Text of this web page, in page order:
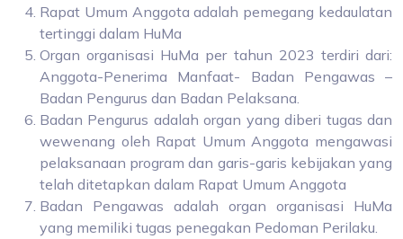
Rapat Umum Anggota adalah pemegang kedaulatan
tertinggi dalam HuMa
Organ organisasi HuMa per tahun 2023 terdiri dari:
Anggota-Penerima Manfaat- Badan Pengawas –
Badan Pengurus dan Badan Pelaksana.
Badan Pengurus adalah organ yang diberi tugas dan
wewenang oleh Rapat Umum Anggota mengawasi
pelaksanaan program dan garis-garis kebijakan yang
telah ditetapkan dalam Rapat Umum Anggota
Badan Pengawas adalah organ organisasi HuMa
yang memiliki tugas penegakan Pedoman Perilaku.